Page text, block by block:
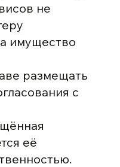
не
имущество
размещать
с
её